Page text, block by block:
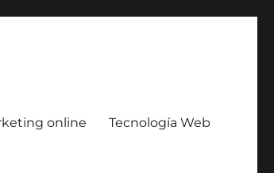
online Tecnología Web